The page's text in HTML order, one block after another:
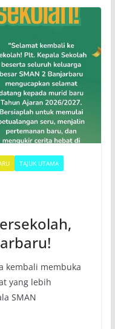
TAJUK UTAMA
kembali membuka
yang lebih
SMAN